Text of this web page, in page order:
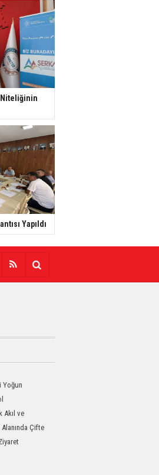
Niteliğinin
Yapıldı
Yoğun
Akıl ve
Çifte